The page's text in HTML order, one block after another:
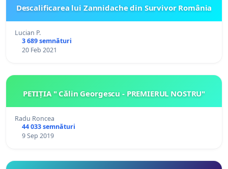
Descalificarea lui Zannidache din Survivor România
Lucian P.
3 689 semnături
20 Feb 2021
PETIȚIA " Călin Georgescu - PREMIERUL NOSTRU"
Radu Roncea
44 033 semnături
9 Sep 2019